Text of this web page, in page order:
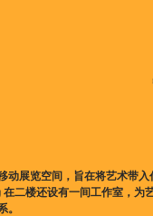
动展览空间，旨在将艺术带
楼还设有一间工作室，为
。